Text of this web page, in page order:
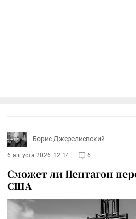
Борис Джерелиевский
6 августа 2026, 12:14 6
Сможет ли Пентагон
США